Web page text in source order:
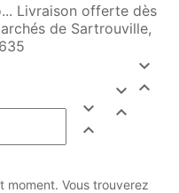
Livraison offerte dès
de Sartrouville,






moment. Vous trouverez